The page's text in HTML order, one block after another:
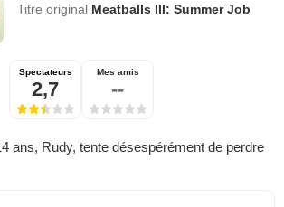
Titre original Meatballs III: Summer Job
Spectateurs
2,7
Mes amis
--
ans, Rudy, tente désespérément de perdre